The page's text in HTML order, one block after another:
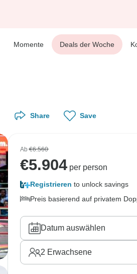
Momente Deals der Woche
Share Save
Ab€6.560
€5.904 per person
Registrieren to unlock savings
Preis basierend auf privatem
Datum auswählen
2 Erwachsene